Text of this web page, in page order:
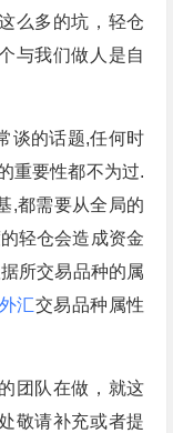
么多的坑，轻仓
与我们做人是自
谈的话题,任何时
重要性都不为过.
,都需要从全局的
轻仓会造成资金
所交易品种的属
外汇交易品种属性
团队在做，就这
敬请补充或者提